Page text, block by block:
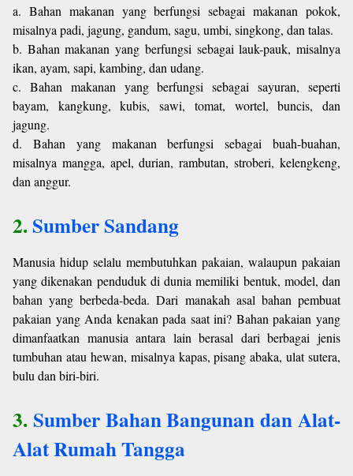
a. Bahan makanan yang berfungsi sebagai makanan pokok,
misalnya padi, jagung, gandum, sagu, umbi, singkong, dan talas.
b. Bahan makanan yang berfungsi sebagai lauk-pauk, misalnya
ikan, ayam, sapi, kambing, dan udang.
c. Bahan makanan yang berfungsi sebagai sayuran, seperti
bayam, kangkung, kubis, sawi, tomat, wortel, buncis, dan
jagung.
d. Bahan yang makanan berfungsi sebagai buah-buahan,
misalnya mangga, apel, durian, rambutan, stroberi, kelengkeng,
dan anggur.
2.Sumber Sandang
Manusia hidup selalu membutuhkan pakaian, walaupun pakaian
yang dikenakan penduduk di dunia memiliki bentuk, model, dan
bahan yang berbeda-beda. Dari manakah asal bahan pembuat
pakaian yang Anda kenakan pada saat ini? Bahan pakaian yang
dimanfaatkan manusia antara lain berasal dari berbagai jenis
tumbuhan atau hewan, misalnya kapas, pisang abaka, ulat sutera,
bulu dan biri-biri.
3.Sumber Bahan Bangunan dan Alat-
Alat Rumah Tangga